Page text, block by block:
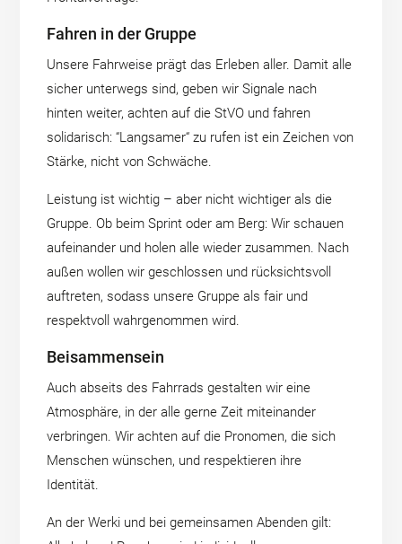
Fahren in der Gruppe
Unsere Fahrweise prägt das Erleben aller. Damit alle
sicher unterwegs sind, geben wir Signale nach
hinten weiter, achten auf die StVO und fahren
solidarisch: “Langsamer“ zu rufen ist ein Zeichen von
Stärke, nicht von Schwäche.
Leistung ist wichtig – aber nicht wichtiger als die
Gruppe. Ob beim Sprint oder am Berg: Wir schauen
aufeinander und holen alle wieder zusammen. Nach
außen wollen wir geschlossen und rücksichtsvoll
auftreten, sodass unsere Gruppe als fair und
respektvoll wahrgenommen wird.
Beisammensein
Auch abseits des Fahrrads gestalten wir eine
Atmosphäre, in der alle gerne Zeit miteinander
verbringen. Wir achten auf die Pronomen, die sich
Menschen wünschen, und respektieren ihre
Identität.
An der Werki und bei gemeinsamen Abenden gilt: